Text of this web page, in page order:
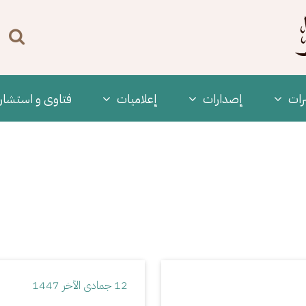
‫إصدارات إعلاميات فتاوى و
12 جمادى الآخر 1447